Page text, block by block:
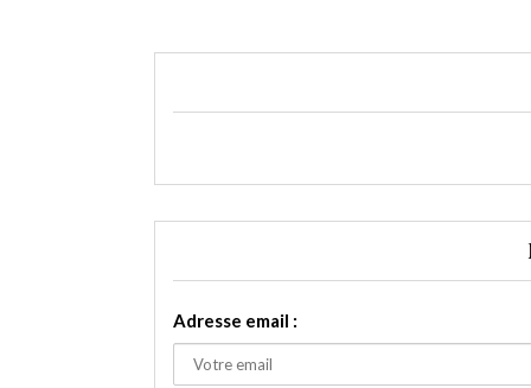
Adresse email :